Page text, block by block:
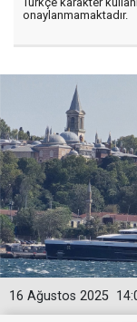
onaylanmamaktadır.
16 Ağustos 2025